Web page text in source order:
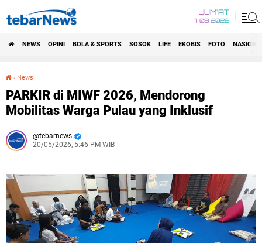
JUM'AT
7 08 2026
NEWS OPINI BOLA & SPORTS SOSOK LIFE EKOBIS FOTO
› News
PARKIR di MIWF 2026, Mendorong
Mobilitas Warga Pulau yang Inklusif
tebarnews
20/05/2026, 5:46 PM WIB